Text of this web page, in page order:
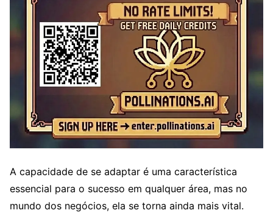
A capacidade de se adaptar é uma característica
essencial para o sucesso em qualquer área, mas no
mundo dos negócios, ela se torna ainda mais vital.